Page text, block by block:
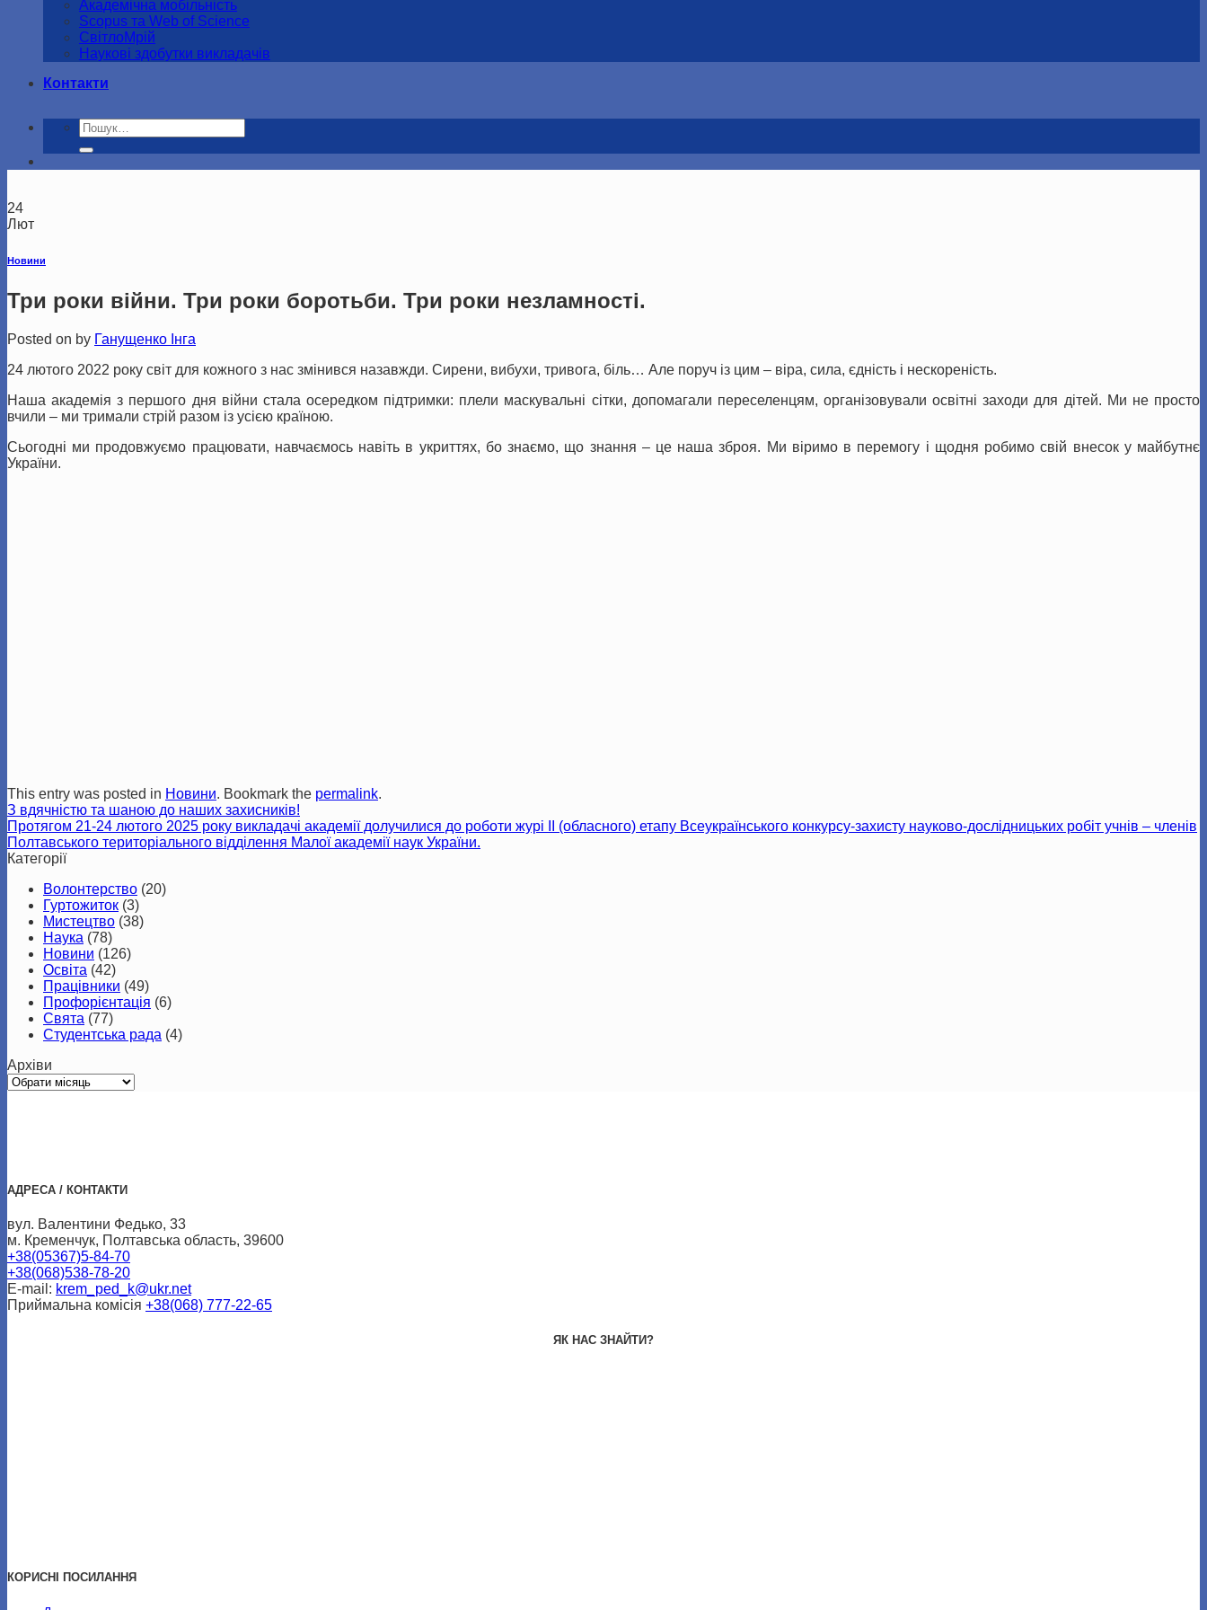
Академічна мобільність
Scopus та Web of Science
СвітлоМрій
Наукові здобутки викладачів
Контакти
Шукати:
24
Лют
Новини
Три роки війни. Три роки боротьби. Три роки незламності.
Posted on by Ганущенко Інга
24 лютого 2022 року світ для кожного з нас змінився назавжди. Сирени, вибухи, тривога, біль… Але поруч із цим – віра, сила, єдність і нескореність.
Наша академія з першого дня війни стала осередком підтримки: плели маскувальні сітки, допомагали переселенцям, організовували освітні заходи для дітей. Ми не просто
вчили – ми тримали стрій разом із усією країною.
Сьогодні ми продовжуємо працювати, навчаємось навіть в укриттях, бо знаємо, що знання – це наша зброя. Ми віримо в перемогу і щодня робимо свій внесок у майбутнє
України.
This entry was posted in Новини. Bookmark the permalink.
З вдячністю та шаною до наших захисників!
Протягом 21-24 лютого 2025 року викладачі академії долучилися до роботи журі ІІ (обласного) етапу Всеукраїнського конкурсу-захисту науково-дослідницьких робіт учнів – членів
Полтавського територіального відділення Малої академії наук України.
Категорії
Волонтерство (20)
Гуртожиток (3)
Мистецтво (38)
Наука (78)
Новини (126)
Освіта (42)
Працівники (49)
Профорієнтація (6)
Свята (77)
Студентська рада (4)
Архіви
Архіви
АДРЕСА / КОНТАКТИ
вул. Валентини Федько, 33
м. Кременчук, Полтавська область, 39600
+38(05367)5-84-70
+38(068)538-78-20
E-mail: krem_ped_k@ukr.net
Приймальна комісія +38(068) 777-22-65
ЯК НАС ЗНАЙТИ?
КОРИСНІ ПОСИЛАННЯ